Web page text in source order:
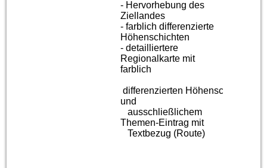
- Hervorhebung des
Ziellandes
- farblich differenzierte
Höhenschichten
- detailliertere
Regionalkarte mit
farblich
differenzierten Höhenschichten
und
ausschließlichem
Themen-Eintrag mit
Textbezug (Route)